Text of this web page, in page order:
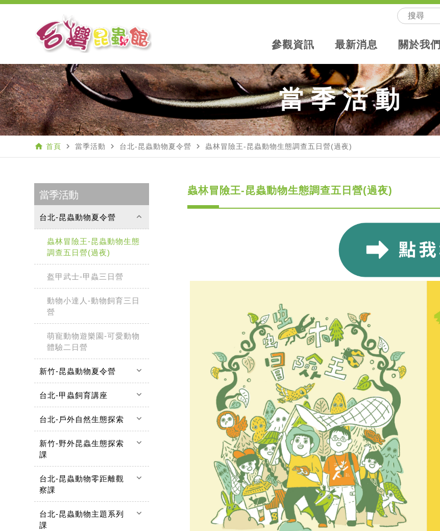
參觀資訊 最新消息 關於我們
當季活動
home 首頁 navigate_next 當季活動 navigate_next 台北-昆蟲動物夏令營 navigate_next 蟲林冒險王-昆蟲動物生態調查五日營(過夜)
當季活動
台北-昆蟲動物夏令營 keyboard_arrow_up
蟲林冒險王-昆蟲動物生態
調查五日營(過夜)
盔甲武士-甲蟲三日營
動物小達人-動物飼育三日
營
萌寵動物遊樂園-可愛動物
體驗二日營
新竹-昆蟲動物夏令營 keyboard_arrow_down
台北-甲蟲飼育講座 keyboard_arrow_down
台北-戶外自然生態探索 keyboard_arrow_down
新竹-野外昆蟲生態探索
課
keyboard_arrow_down
台北-昆蟲動物零距離觀
察課
keyboard_arrow_down
台北-昆蟲動物主題系列
課
keyboard_arrow_down
蟲林冒險王-昆蟲動物生態調查五日營(過夜)